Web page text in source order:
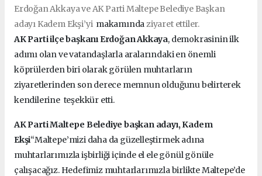
Erdoğan Akkaya ve AK Parti Maltepe Belediye Başkan
adayı Kadem Ekşi’yi makamında ziyaret ettiler.
AK Parti ilçe başkanı Erdoğan Akkaya, demokrasinin ilk
adımı olan ve vatandaşlarla aralarındaki en önemli
köprülerden biri olarak görülen muhtarların
ziyaretlerinden son derece memnun olduğunu belirterek
kendilerine teşekkür etti.
AK Parti Maltepe Belediye başkan adayı, Kadem
Ekşi“Maltepe’mizi daha da güzelleştirmek adına
muhtarlarımızla işbirliği içinde el ele gönül gönüle
çalışacağız. Hedefimiz muhtarlarımızla birlikte Maltepe’de